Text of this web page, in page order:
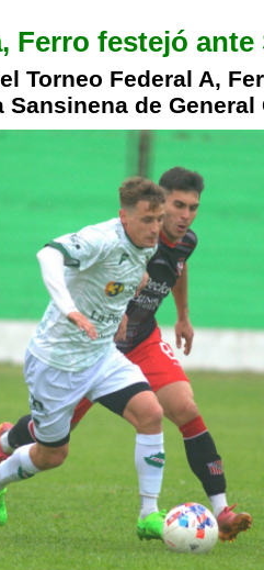
Ferro festejó ante
Torneo Federal A,
Sansinena de